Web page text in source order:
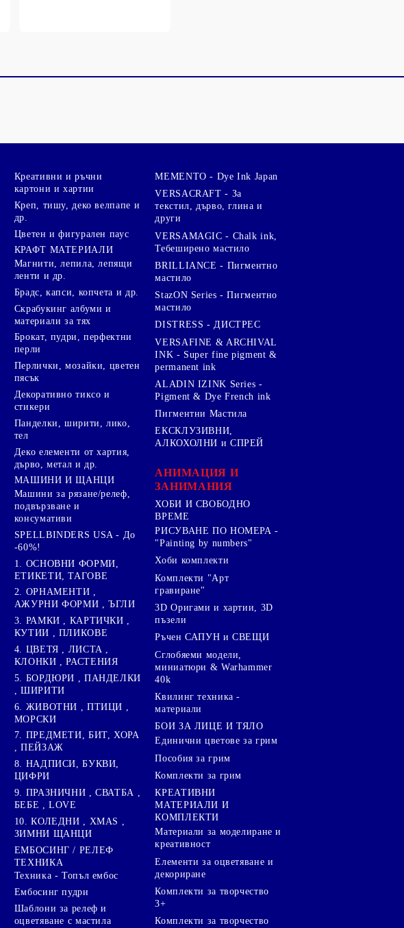
Креативни и ръчни
картони и хартии
Креп, тишу, деко велпапе и
др.
Цветен и фигурален паус
КРАФТ МАТЕРИАЛИ
Магнити, лепила, лепящи
ленти и др.
Брадс, капси, копчета и др.
Скрабукинг албуми и
материали за тях
Брокат, пудри, перфектни
перли
Перлички, мозайки, цветен
пясък
Декоративно тиксо и
стикери
Панделки, ширити, лико,
тел
Деко елементи от хартия,
дърво, метал и др.
МАШИНИ И ЩАНЦИ
Машини за рязане/релеф,
подвързване и
консумативи
SPELLBINDERS USA - До
-60%!
1. ОСНОВНИ ФОРМИ,
ЕТИКЕТИ, ТАГОВЕ
2. ОРНАМЕНТИ ,
АЖУРНИ ФОРМИ , ЪГЛИ
3. РАМКИ , КАРТИЧКИ ,
КУТИИ , ПЛИКОВЕ
4. ЦВЕТЯ , ЛИСТА ,
КЛОНКИ , РАСТЕНИЯ
5. БОРДЮРИ , ПАНДЕЛКИ
, ШИРИТИ
6. ЖИВОТНИ , ПТИЦИ ,
МОРСКИ
7. ПРЕДМЕТИ, БИТ, ХОРА
, ПЕЙЗАЖ
8. НАДПИСИ, БУКВИ,
ЦИФРИ
9. ПРАЗНИЧНИ , СВАТБА ,
БЕБЕ , LOVE
10. КОЛЕДНИ , XMAS ,
ЗИМНИ ЩАНЦИ
ЕМБОСИНГ / РЕЛЕФ
ТЕХНИКА
Техника - Топъл ембос
Ембосинг пудри
Шаблони за релеф и
оцветяване с мастила
MEMENTO - Dye Ink Japan
VERSACRAFT - За
текстил, дърво, глина и
други
VERSAMAGIC - Chalk ink,
Тебеширено мастило
BRILLIANCE - Пигментно
мастило
StazON Series - Пигментно
мастило
DISTRESS - ДИСТРЕС
VERSAFINE & ARCHIVAL
INK - Super fine pigment &
permanent ink
ALADIN IZINK Series -
Pigment & Dye French ink
Пигментни Мастила
ЕКСКЛУЗИВНИ,
АЛКОХОЛНИ и СПРЕЙ
АНИМАЦИЯ И
ЗАНИМАНИЯ
ХОБИ И СВОБОДНО
ВРЕМЕ
РИСУВАНЕ ПО НОМЕРА -
"Painting by numbers"
Хоби комплекти
Комплекти "Арт
гравиране"
3D Оригами и хартии, 3D
пъзели
Ръчен САПУН и СВЕЩИ
Сглобяеми модели,
миниатюри & Warhammer
40k
Квилинг техника -
материали
БОИ ЗА ЛИЦЕ И ТЯЛО
Единични цветове за грим
Пособия за грим
Комплекти за грим
КРЕАТИВНИ
МАТЕРИАЛИ И
КОМПЛЕКТИ
Mатериали за моделиране и
креативност
Елементи за оцветяване и
декориране
Комплекти за творчество
3+
Комплекти за творчество